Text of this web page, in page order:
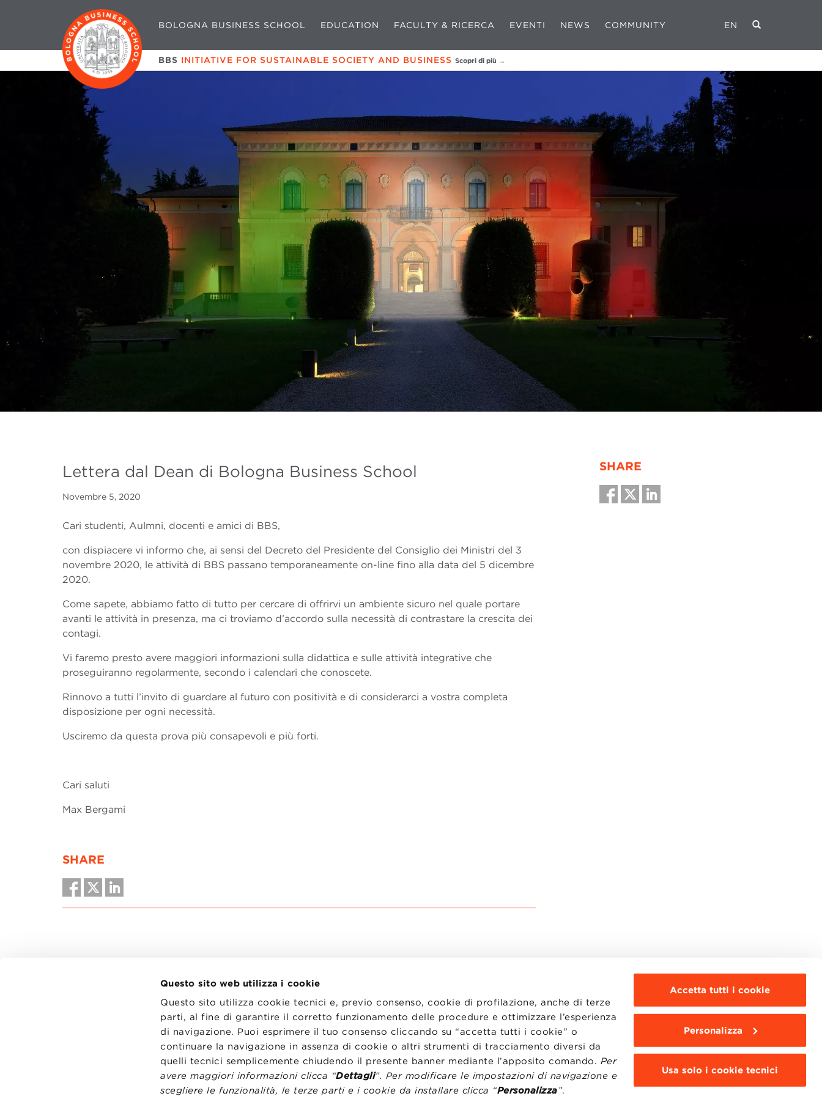
Questo sito web utilizza i cookie
Questo sito utilizza cookie tecnici e, previo consenso, cookie di profilazione, anche di terze
parti, al fine di garantire il corretto funzionamento delle procedure e ottimizzare l’esperienza
di navigazione. Puoi esprimere il tuo consenso cliccando su “accetta tutti i cookie” o
continuare la navigazione in assenza di cookie o altri strumenti di tracciamento diversi da
quelli tecnici semplicemente chiudendo il presente banner mediante l’apposito comando. Per
avere maggiori informazioni clicca “Dettagli”. Per modificare le impostazioni di navigazione e
scegliere le funzionalità, le terze parti e i cookie da installare clicca “Personalizza”.
Accetta tutti i cookie
Personalizza
Usa solo i cookie tecnici
BOLOGNA BUSINESS SCHOOL EDUCATION FACULTY & RICERCA EVENTI NEWS COMMUNITY EN
BBS INITIATIVE FOR SUSTAINABLE SOCIETY AND BUSINESS Scopri di più →
Lettera dal Dean di Bologna Business School
Novembre 5, 2020
Cari studenti, Aulmni, docenti e amici di BBS,
con dispiacere vi informo che, ai sensi del Decreto del Presidente del Consiglio dei Ministri del 3
novembre 2020, le attività di BBS passano temporaneamente on-line fino alla data del 5 dicembre
2020.
Come sapete, abbiamo fatto di tutto per cercare di offrirvi un ambiente sicuro nel quale portare
avanti le attività in presenza, ma ci troviamo d’accordo sulla necessità di contrastare la crescita dei
contagi.
Vi faremo presto avere maggiori informazioni sulla didattica e sulle attività integrative che
proseguiranno regolarmente, secondo i calendari che conoscete.
Rinnovo a tutti l’invito di guardare al futuro con positività e di considerarci a vostra completa
disposizione per ogni necessità.
Usciremo da questa prova più consapevoli e più forti.
Cari saluti
Max Bergami
SHARE
SHARE
CONTATTI
TRASPARENZA
PRIVACY
PREFERENZE COOKIE
LAVORA CON NOI
STATUTO
WHISTLEBLOWING
WEBMAIL
BBS COMMUNITY PORTAL
PRESS